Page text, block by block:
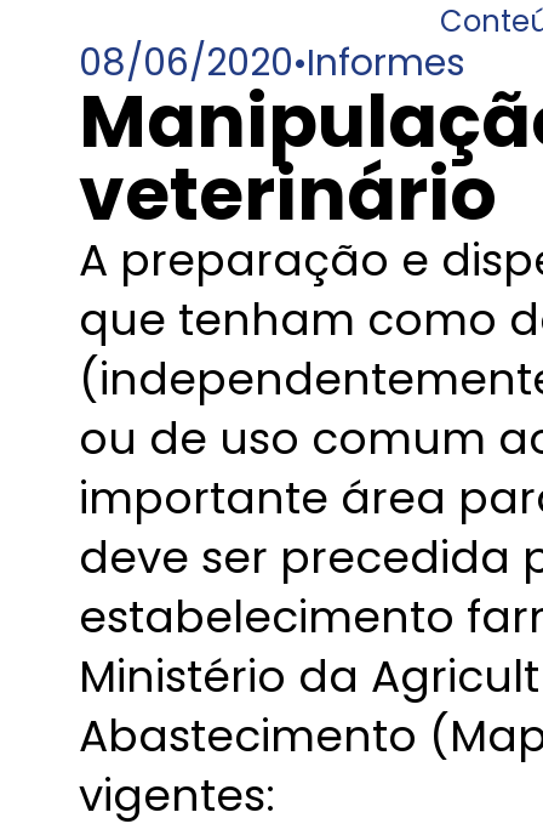
08/06/2020•Informes
veterinário
A preparação e
que tenham como
ou de uso comum
importante área
deve ser precedida
estabelecimento
Ministério da
Abastecimento
vigentes: